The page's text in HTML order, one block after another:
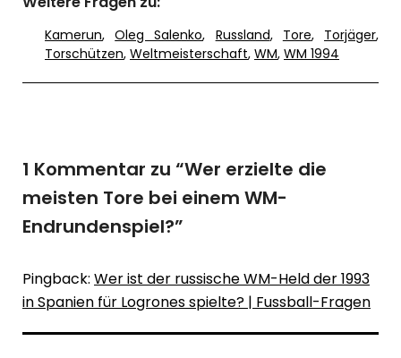
Kamerun,Oleg Salenko, Russland, Tore, Torjäger,
Torschützen, Weltmeisterschaft, WM, WM 1994
1 Kommentar zu “Wer erzielte die
meisten Tore bei einem WM-
Endrundenspiel?”
Pingback: Wer ist der russische WM-Held der 1993
in Spanien für Logrones spielte? | Fussball-Fragen